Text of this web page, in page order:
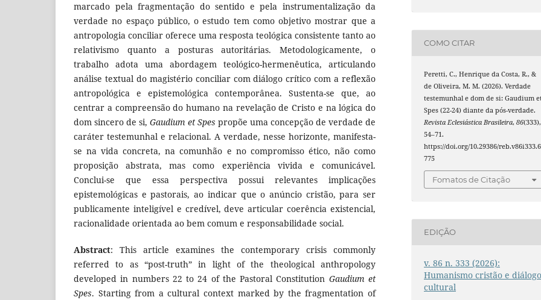
marcado pela fragmentação do sentido e pela instrumentalização da
verdade no espaço público, o estudo tem como objetivo mostrar que a
antropologia conciliar oferece uma resposta teológica consistente tanto ao
relativismo quanto a posturas autoritárias. Metodologicamente, o
trabalho adota uma abordagem teológico-hermenêutica, articulando
análise textual do magistério conciliar com diálogo crítico com a reflexão
antropológica e epistemológica contemporânea. Sustenta-se que, ao
centrar a compreensão do humano na revelação de Cristo e na lógica do
dom sincero de si, Gaudium et Spes propõe uma concepção de verdade de
caráter testemunhal e relacional. A verdade, nesse horizonte, manifesta-
se na vida concreta, na comunhão e no compromisso ético, não como
proposição abstrata, mas como experiência vivida e comunicável.
Conclui-se que essa perspectiva possui relevantes implicações
epistemológicas e pastorais, ao indicar que o anúncio cristão, para ser
publicamente inteligível e credível, deve articular coerência existencial,
racionalidade orientada ao bem comum e responsabilidade social.
Abstract: This article examines the contemporary crisis commonly
referred to as “post-truth” in light of the theological anthropology
developed in numbers 22 to 24 of the Pastoral Constitution Gaudium et
Spes. Starting from a cultural context marked by the fragmentation of
COMO CITAR
Peretti, C., Henrique da Costa, R., &
de Oliveira, M. M. (2026). Verdade
testemunhal e dom de si: Gaudium
Spes (22-24) diante da pós-verdade.
Revista Eclesiástica Brasileira,86(333),
54–71.
https://doi.org/10.29386/reb.v86i333.6
775
Fomatos de Citação
EDIÇÃO
v. 86 n. 333 (2026):
Humanismo cristão e diálogo
cultural